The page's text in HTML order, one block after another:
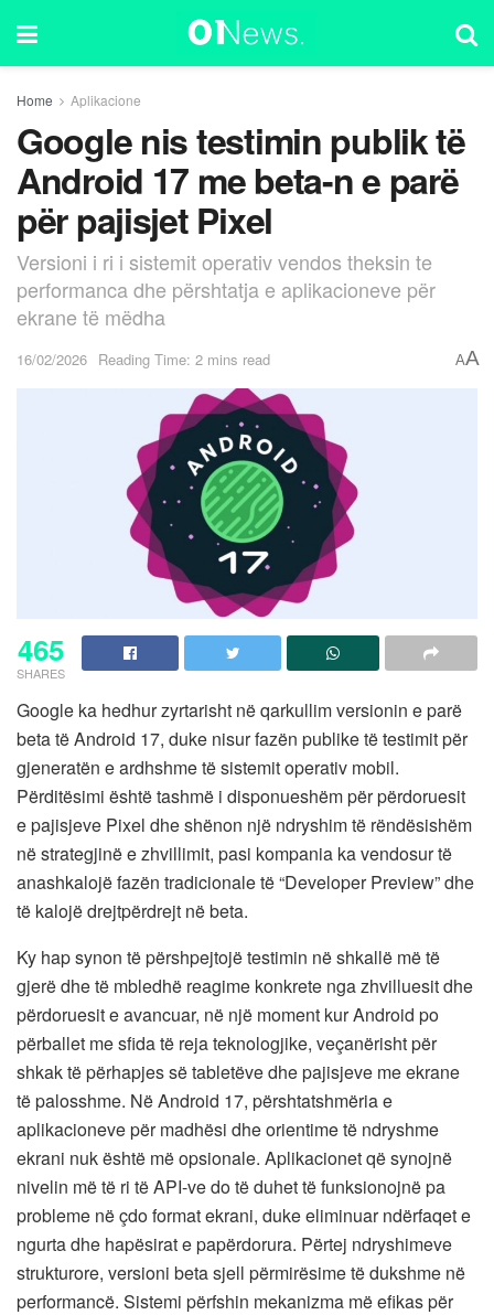
Home Aplikacione
Google nis testimin publik të
Android 17 me beta-n e parë
për pajisjet Pixel
Versioni i ri i sistemit operativ vendos theksin te
performanca dhe përshtatja e aplikacioneve për
ekrane të mëdha
16/02/2026 Reading Time: 2 mins read AA
465
SHARES
Google ka hedhur zyrtarisht në qarkullim versionin e parë
beta të Android 17, duke nisur fazën publike të testimit për
gjeneratën e ardhshme të sistemit operativ mobil.
Përditësimi është tashmë i disponueshëm për përdoruesit
e pajisjeve Pixel dhe shënon një ndryshim të rëndësishëm
në strategjinë e zhvillimit, pasi kompania ka vendosur të
anashkalojë fazën tradicionale të “Developer Preview” dhe
të kalojë drejtpërdrejt në beta.
Ky hap synon të përshpejtojë testimin në shkallë më të
gjerë dhe të mbledhë reagime konkrete nga zhvilluesit dhe
përdoruesit e avancuar, në një moment kur Android po
përballet me sfida të reja teknologjike, veçanërisht për
shkak të përhapjes së tabletëve dhe pajisjeve me ekrane
të palosshme. Në Android 17, përshtatshmëria e
aplikacioneve për madhësi dhe orientime të ndryshme
ekrani nuk është më opsionale. Aplikacionet që synojnë
nivelin më të ri të API-ve do të duhet të funksionojnë pa
probleme në çdo format ekrani, duke eliminuar ndërfaqet e
ngurta dhe hapësirat e papërdorura. Përtej ndryshimeve
strukturore, versioni beta sjell përmirësime të dukshme në
performancë. Sistemi përfshin mekanizma më efikas për